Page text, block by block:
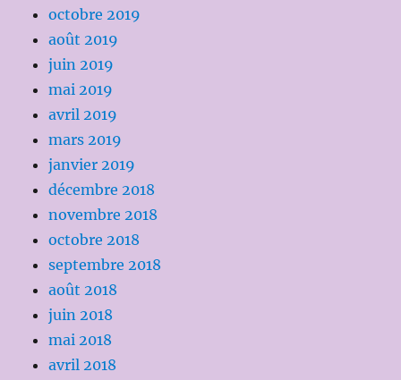
octobre 2019
août 2019
juin 2019
mai 2019
avril 2019
mars 2019
janvier 2019
décembre 2018
novembre 2018
octobre 2018
septembre 2018
août 2018
juin 2018
mai 2018
avril 2018